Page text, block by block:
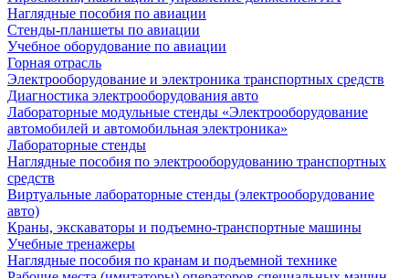
Наглядные пособия по авиации
Стенды-планшеты по авиации
Учебное оборудование по авиации
Горная отрасль
Электрооборудование и электроника транспортных средств
Диагностика электрооборудования авто
Лабораторные модульные стенды «Электрооборудование
автомобилей и автомобильная электроника»
Лабораторные стенды
Наглядные пособия по электрооборудованию транспортных
средств
Виртуальные лабораторные стенды (электрооборудование
авто)
Краны, экскаваторы и подъемно-транспортные машины
Учебные тренажеры
Наглядные пособия по кранам и подъемной технике